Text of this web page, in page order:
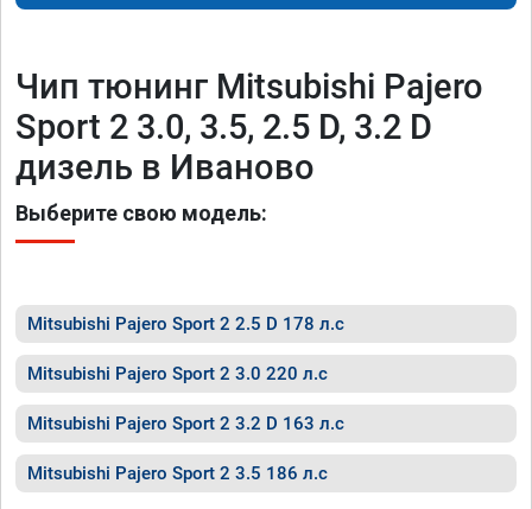
Чип тюнинг Mitsubishi Pajero
Sport 2 3.0, 3.5, 2.5 D, 3.2 D
дизель в Иваново
Выберите свою модель:
Mitsubishi Pajero Sport 2 2.5 D 178 л.с
Mitsubishi Pajero Sport 2 3.0 220 л.с
Mitsubishi Pajero Sport 2 3.2 D 163 л.с
Mitsubishi Pajero Sport 2 3.5 186 л.с